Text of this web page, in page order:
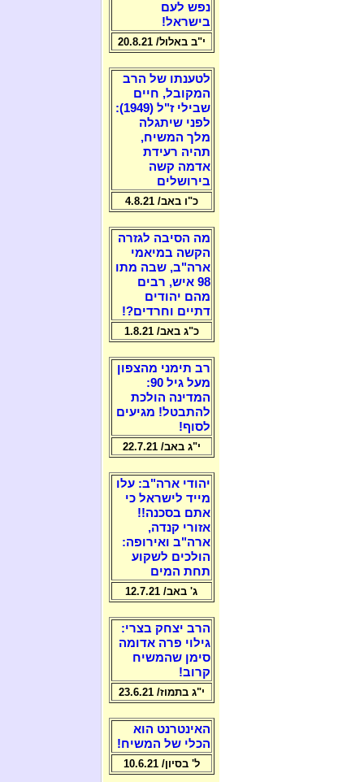
נפש לעם
בישראל!
י"ב באלול/ 20.8.21
לטענתו של הרב
המקובל, חיים
שבילי ז"ל (1949):
לפני שיתגלה
מלך המשיח,
תהיה רעידת
אדמה קשה
בירושלים
כ"ו באב/ 4.8.21
מה הסיבה לגזרה
הקשה במיאמי
ארה"ב, שבה מתו
98 איש, רבים
מהם יהודים
דתיים וחרדים?!
כ"ג באב/ 1.8.21
רב תימני מהצפון
מעל גיל 90:
המדינה הולכת
להתבטל! מגיעים
לסוף!
י"ג באב/ 22.7.21
יהודי ארה"ב: עלו
מייד לישראל כי
אתם בסכנה!!
אזורי קנדה,
ארה"ב ואירופה:
הולכים לשקוע
תחת המים
ג' באב/ 12.7.21
הרב יצחק בצרי:
גילוי פרה אדומה
סימן שהמשיח
קרוב!
י"ג בתמוז/ 23.6.21
האינטרנט הוא
הכלי של המשיח!
ל' בסיון/ 10.6.21